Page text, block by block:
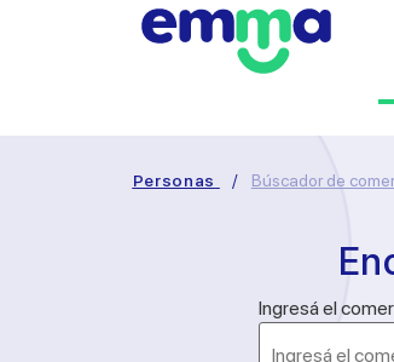
Personas / Búscador de
Ingresá el